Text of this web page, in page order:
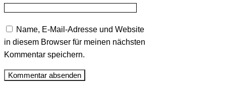
Name, E-Mail-Adresse und Website
in diesem Browser für meinen nächsten
Kommentar speichern.